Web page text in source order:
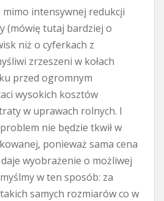
mimo intensywnej redukcji
(mówię tutaj bardziej o
niż o cyferkach z
zrzeszeni w kołach
przed ogromnym
wysokich kosztów
w uprawach rolnych. I
nie będzie tkwił w
ponieważ sama cena
wyobrażenie o możliwej
w ten sposób: za
samych rozmiarów co w